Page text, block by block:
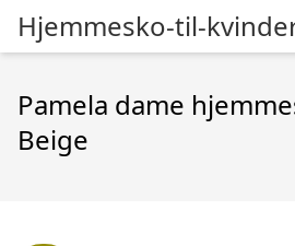
Hjemmesko-til-
Pamela dame
Beige